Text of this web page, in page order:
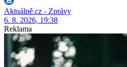
Aktuálně.cz - Zprávy
6. 8. 2026, 19:38
Reklama